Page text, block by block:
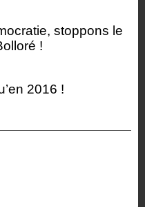
stoppons le
!
2016 !